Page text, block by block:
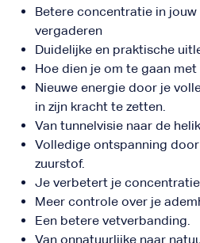
Betere concentratie in
vergaderen
Duidelijke en praktische
Hoe dien je om te gaan met
Nieuwe energie door je
in zijn kracht te zetten.
Van tunnelvisie naar de
Volledige ontspanning
zuurstof.
Je verbetert je
Meer controle over je
Een betere vetverbanding.
Van onnatuurlijke naar